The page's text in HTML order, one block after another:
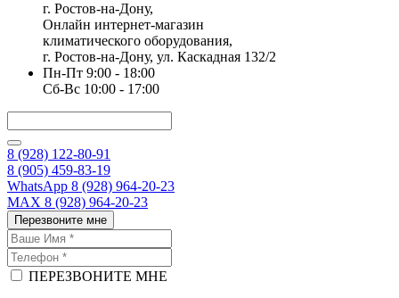
г. Ростов-на-Дону,
Онлайн интернет-магазин
климатического оборудования,
г. Ростов-на-Дону, ул. Каскадная 132/2
Пн-Пт 9:00 - 18:00
Сб-Вс 10:00 - 17:00
8 (928) 122-80-91
8 (905) 459-83-19
WhatsApp 8 (928) 964-20-23
MAX 8 (928) 964-20-23
Перезвоните мне
ПЕРЕЗВОНИТЕ МНЕ